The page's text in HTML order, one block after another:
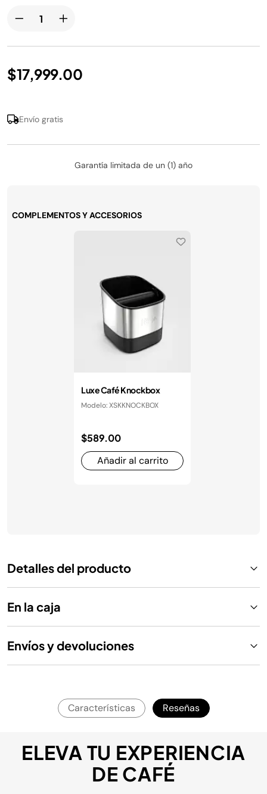
$17,999.00
Envío gratis
Garantía limitada de un (1) año
COMPLEMENTOS Y ACCESORIOS
Luxe Café Knockbox
Modelo: XSKKNOCKBOX
$589.00
Añadir al carrito
Detalles del producto
En la caja
Envíos y devoluciones
Características Reseñas
ELEVA TU EXPERIENCIA
DE CAFÉ